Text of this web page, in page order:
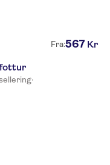
Fra:567 Kr
fottur
·